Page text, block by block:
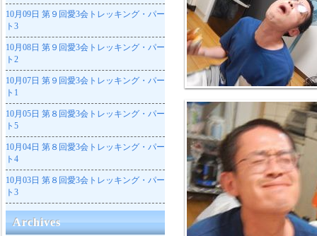
10月09日 第９回愛3会トレッキング・パー
ト3
10月08日 第９回愛3会トレッキング・パー
ト2
10月07日 第９回愛3会トレッキング・パー
ト1
10月05日 第８回愛3会トレッキング・パー
ト5
10月04日 第８回愛3会トレッキング・パー
ト4
10月03日 第８回愛3会トレッキング・パー
ト3
Archives